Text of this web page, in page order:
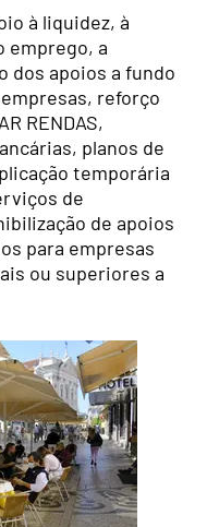
à liquidez, à
emprego, a
dos apoios a fundo
reforço
RENDAS,
planos de
temporária
de
de apoios
para empresas
ou superiores a